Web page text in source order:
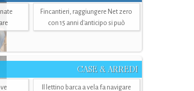
Fincantieri, raggiungere Net zero
con 15 anni d'anticipo si può
CASE & ARREDI
Il lettino barca a vela fa navigare